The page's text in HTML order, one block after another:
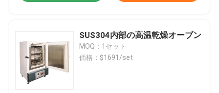
SUS304内部の高温乾燥オーブン
MOQ：1セット
価格：$1691/set